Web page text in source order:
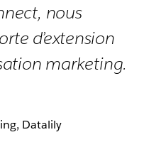
nous
d’extension
marketing.
Datalily